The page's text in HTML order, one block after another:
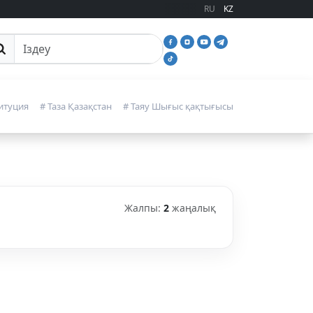
RU KZ
іздеу
# Таза Қазақстан # Таяу Шығыс қақтығысы
Жалпы: 2 жаңалық